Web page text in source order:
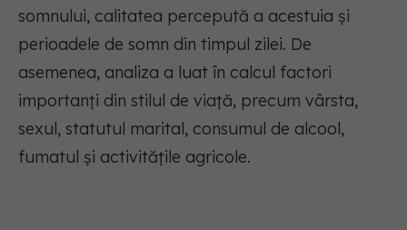
somnului, calitatea percepută a acestuia și
perioadele de somn din timpul zilei. De
asemenea, analiza a luat în calcul factori
importanți din stilul de viață, precum vârsta,
sexul, statutul marital, consumul de alcool,
fumatul și activitățile agricole.